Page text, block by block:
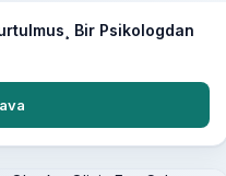
Bir Psikologdan